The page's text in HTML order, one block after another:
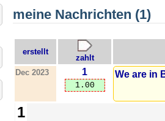
meine Nachrichten (1)
erstellt
zahlt
Dec 2023
1
1.00
We are in
1